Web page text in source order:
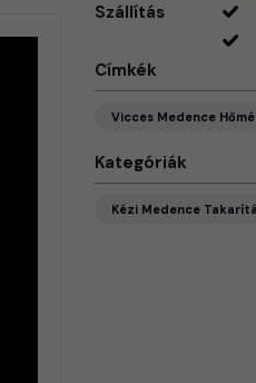
Szállítás
Címkék
Vicces Medence
Kategóriák
Kézi Medence